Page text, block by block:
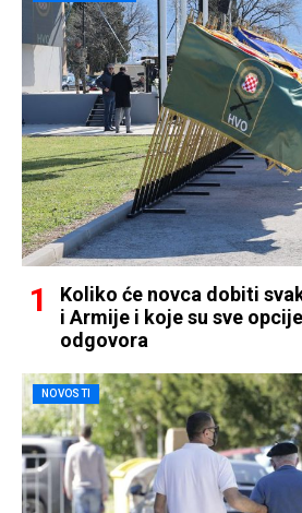
Koliko će novca dobiti
i Armije i koje su sve
odgovora
NOVOSTI